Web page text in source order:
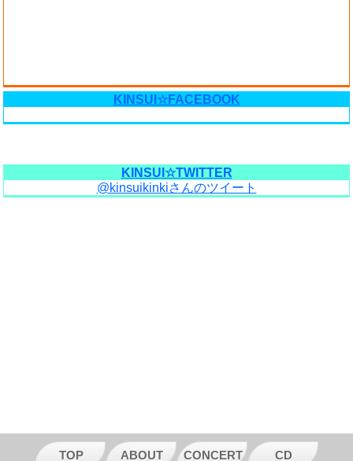
KINSUI☆FACEBOOK
KINSUI☆TWITTER
@kinsuikinkiさんのツイート
TOP ABOUT CONCERT CD